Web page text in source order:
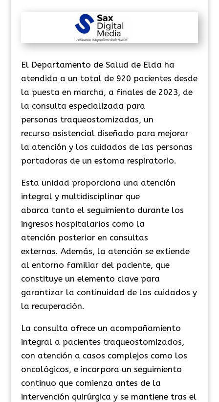
El Departamento de Salud de Elda ha
atendido a un total de 920 pacientes desde
la puesta en marcha, a finales de 2023, de
la consulta especializada para
personas traqueostomizadas, un
recurso asistencial diseñado para mejorar
la atención y los cuidados de las personas
portadoras de un estoma respiratorio.
Esta unidad proporciona una atención
integral y multidisciplinar que
abarca tanto el seguimiento durante los
ingresos hospitalarios como la
atención posterior en consultas
externas. Además, la atención se extiende
al entorno familiar del paciente, que
constituye un elemento clave para
garantizar la continuidad de los cuidados y
la recuperación.
La consulta ofrece un acompañamiento
integral a pacientes traqueostomizados,
con atención a casos complejos como los
oncológicos, e incorpora un seguimiento
continuo que comienza antes de la
intervención quirúrgica y se mantiene tras el